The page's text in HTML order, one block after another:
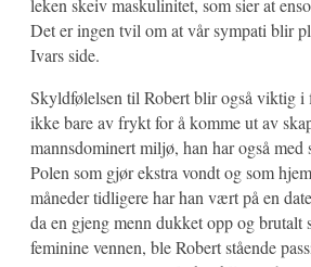
Det er ingen tvil om at vår sympati blir
Ivars side.
Skyldfølelsen til Robert blir også viktig i
ikke bare av frykt for å komme ut av
mannsdominert miljø, han har også med
Polen som gjør ekstra vondt og som
måneder tidligere har han vært på en
da en gjeng menn dukket opp og brutalt
feminine vennen, ble Robert stående